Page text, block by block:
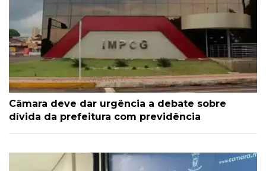
Câmara deve dar urgência a debate sobre
dívida da prefeitura com previdência